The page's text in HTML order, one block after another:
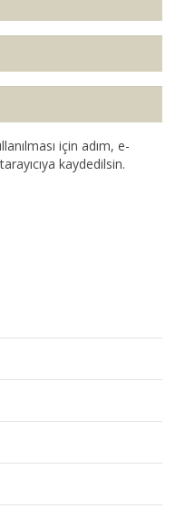
için adım, e-
kaydedilsin.